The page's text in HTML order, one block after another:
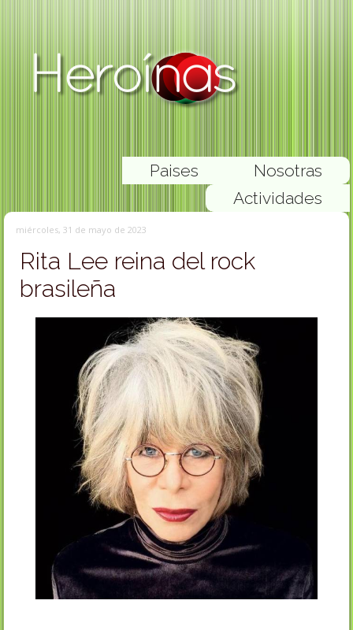
Nosotras
Paises
Actividades
miércoles, 31 de mayo de 2023
Rita Lee reina del rock
brasileña